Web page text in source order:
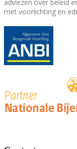
adviezen over beleid
met voorlichting en